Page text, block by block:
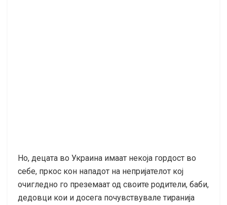
Но, децата во Украина имаат некоја гордост во
себе, пркос кон нападот на непријателот кој
очигледно го преземаат од своите родители, баби,
дедовци кои и досега почувствувале тиранија